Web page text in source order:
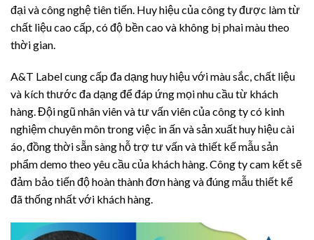
đại và công nghệ tiên tiến. Huy hiệu của công ty được làm từ
chất liệu cao cấp, có độ bền cao và không bị phai màu theo
thời gian.
A&T Label cung cấp đa dạng huy hiệu với màu sắc, chất liệu
và kích thước đa dạng để đáp ứng mọi nhu cầu từ khách
hàng. Đội ngũ nhân viên và tư vấn viên của công ty có kinh
nghiệm chuyên môn trong việc in ấn và sản xuất huy hiệu cài
áo, đồng thời sẵn sàng hỗ trợ tư vấn và thiết kế mẫu sản
phẩm demo theo yêu cầu của khách hàng. Công ty cam kết sẽ
đảm bảo tiến độ hoàn thành đơn hàng và đúng mẫu thiết kế
đã thống nhất với khách hàng.